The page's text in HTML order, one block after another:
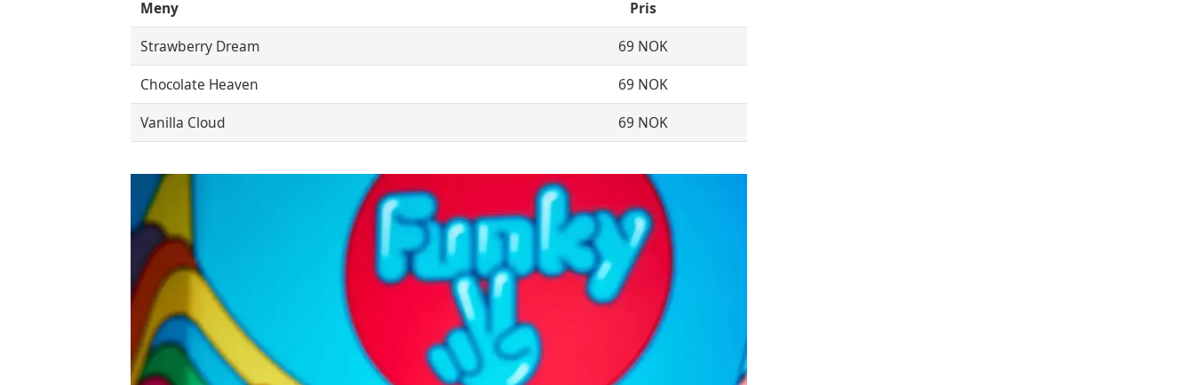
Meny
Pris
Strawberry Dream
69 NOK
Chocolate Heaven
69 NOK
Vanilla Cloud
69 NOK